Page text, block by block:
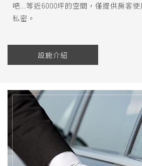
吧...等近6000坪的空間，僅提供房客
私密。
設施介紹